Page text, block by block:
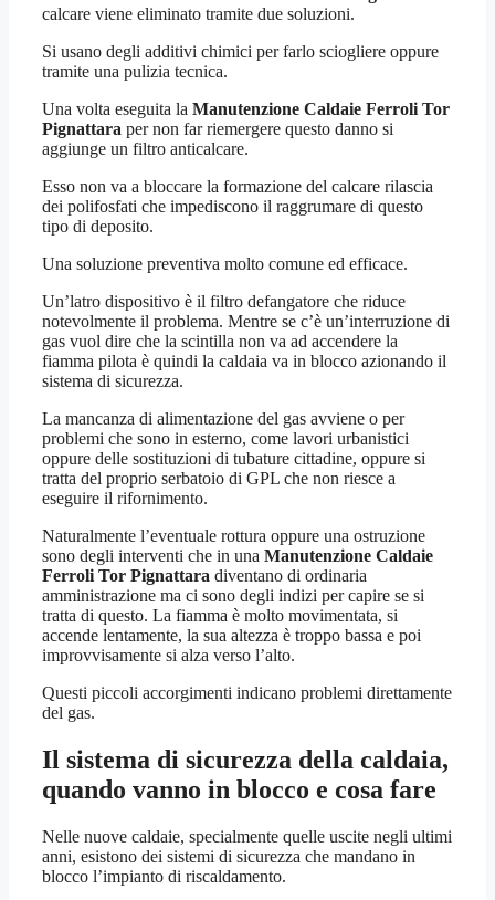
calcare viene eliminato tramite due soluzioni.
Si usano degli additivi chimici per farlo sciogliere oppure
tramite una pulizia tecnica.
Una volta eseguita la Manutenzione Caldaie Ferroli Tor
Pignattara per non far riemergere questo danno si
aggiunge un filtro anticalcare.
Esso non va a bloccare la formazione del calcare rilascia
dei polifosfati che impediscono il raggrumare di questo
tipo di deposito.
Una soluzione preventiva molto comune ed efficace.
Un’latro dispositivo è il filtro defangatore che riduce
notevolmente il problema. Mentre se c’è un’interruzione di
gas vuol dire che la scintilla non va ad accendere la
fiamma pilota è quindi la caldaia va in blocco azionando il
sistema di sicurezza.
La mancanza di alimentazione del gas avviene o per
problemi che sono in esterno, come lavori urbanistici
oppure delle sostituzioni di tubature cittadine, oppure si
tratta del proprio serbatoio di GPL che non riesce a
eseguire il rifornimento.
Naturalmente l’eventuale rottura oppure una ostruzione
sono degli interventi che in una Manutenzione Caldaie
Ferroli Tor Pignattara diventano di ordinaria
amministrazione ma ci sono degli indizi per capire se si
tratta di questo. La fiamma è molto movimentata, si
accende lentamente, la sua altezza è troppo bassa e poi
improvvisamente si alza verso l’alto.
Questi piccoli accorgimenti indicano problemi direttamente
del gas.
Il sistema di sicurezza della caldaia,
quando vanno in blocco e cosa fare
Nelle nuove caldaie, specialmente quelle uscite negli ultimi
anni, esistono dei sistemi di sicurezza che mandano in
blocco l’impianto di riscaldamento.